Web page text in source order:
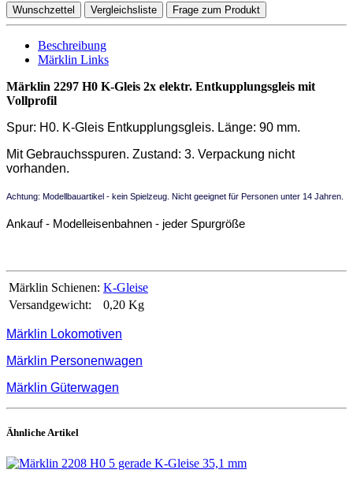
Wunschzettel Vergleichsliste Frage zum Produkt
Beschreibung
Märklin Links
Märklin 2297 H0 K-Gleis 2x elektr. Entkupplungsgleis mit
Vollprofil
Spur: H0. K-Gleis Entkupplungsgleis. Länge: 90 mm.
Mit Gebrauchsspuren. Zustand: 3. Verpackung nicht
vorhanden.
Achtung: Modellbauartikel - kein Spielzeug. Nicht geeignet für Personen unter 14 Jahren.
Ankauf - Modelleisenbahnen - jeder Spurgröße
Märklin Schienen: K-Gleise
Versandgewicht:
0,20 Kg
Märklin Lokomotiven
Märklin Personenwagen
Märklin Güterwagen
Ähnliche Artikel